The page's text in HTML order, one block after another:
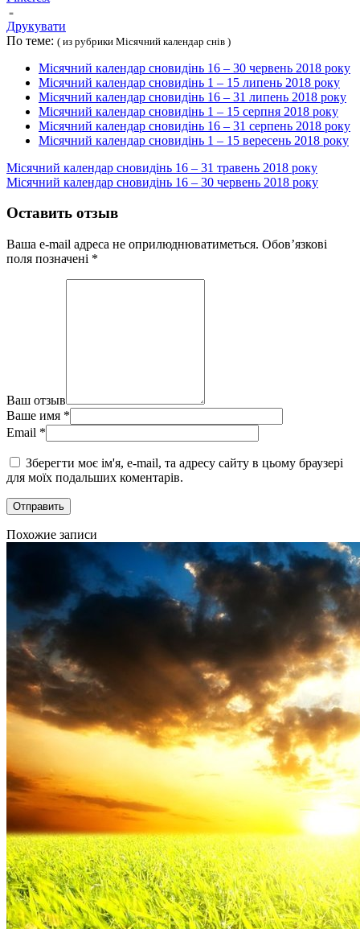
Друкувати
По теме: ( из рубрики Місячний календар снів )
Місячний календар сновидінь 16 – 30 червень 2018 року
Місячний календар сновидінь 1 – 15 липень 2018 року
Місячний календар сновидінь 16 – 31 липень 2018 року
Місячний календар сновидінь 1 – 15 серпня 2018 року
Місячний календар сновидінь 16 – 31 серпень 2018 року
Місячний календар сновидінь 1 – 15 вересень 2018 року
Місячний календар сновидінь 16 – 31 травень 2018 року
Місячний календар сновидінь 16 – 30 червень 2018 року
Оставить отзыв
Ваша e-mail адреса не оприлюднюватиметься. Обов’язкові
поля позначені *
Ваш отзыв
Ваше имя *
Email *
Зберегти моє ім'я, e-mail, та адресу сайту в цьому браузері
для моїх подальших коментарів.
Похожие записи